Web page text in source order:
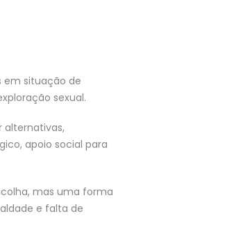
em situação de
sexual.
alternativas,
apoio social para
mas uma forma
e falta de